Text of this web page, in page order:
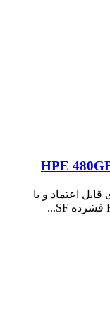
HPE
اعتماد و با